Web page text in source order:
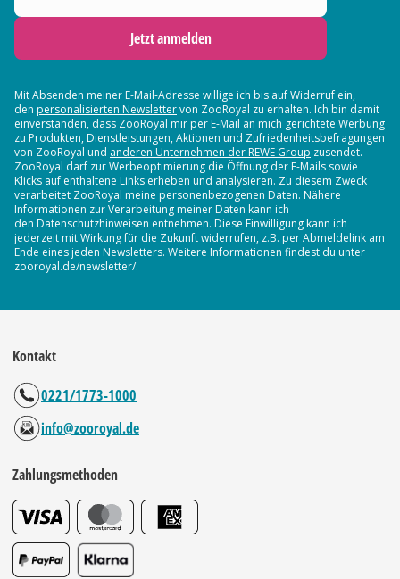
Jetzt anmelden
Mit Absenden meiner E-Mail-Adresse willige ich bis auf Widerruf ein,
den personalisierten Newslettervon ZooRoyal zu erhalten. Ich bin damit
einverstanden, dass ZooRoyal mir per E-Mail an mich gerichtete Werbung
zu Produkten, Dienstleistungen, Aktionen und Zufriedenheitsbefragungen
von ZooRoyal und anderen Unternehmen der REWE Group zusendet.
ZooRoyal darf zur Werbeoptimierung die Öffnung der E-Mails sowie
Klicks auf enthaltene Links erheben und analysieren. Zu diesem Zweck
verarbeitet ZooRoyal meine personenbezogenen Daten. Nähere
Informationen zur Verarbeitung meiner Daten kann ich
den Datenschutzhinweisen entnehmen. Diese Einwilligung kann ich
jederzeit mit Wirkung für die Zukunft widerrufen, z.B. per Abmeldelink am
Ende eines jeden Newsletters. Weitere Informationen findest du unter
zooroyal.de/newsletter/.
Kontakt
0221/1773-1000
info@zooroyal.de
Zahlungsmethoden